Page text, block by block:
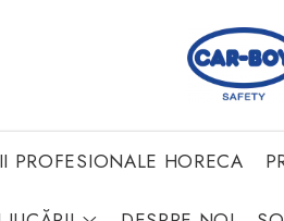
PROFESIONALE HORECA